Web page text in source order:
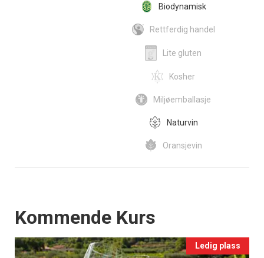
Biodynamisk
Rettferdig handel
Lite gluten
Kosher
Miljøemballasje
Naturvin
Oransjevin
Events
Kommende Kurs
Ledig plass